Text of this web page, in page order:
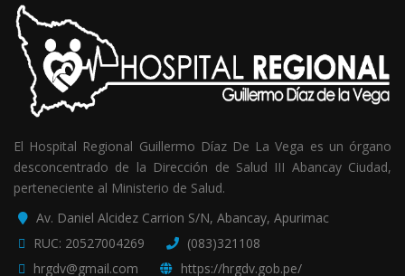
El Hospital Regional Guillermo Díaz De La Vega es un órgano
desconcentrado de la Dirección de Salud III Abancay Ciudad,
perteneciente al Ministerio de Salud.
Av. Daniel Alcidez Carrion S/N, Abancay, Apurimac
RUC: 20527004269
(083)321108
hrgdv@gmail.com
https://hrgdv.gob.pe/